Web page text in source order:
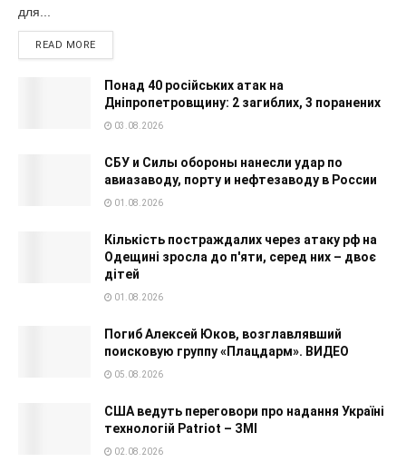
для...
READ MORE
Понад 40 російських атак на
Дніпропетровщину: 2 загиблих, 3 поранених
03.08.2026
СБУ и Силы обороны нанесли удар по
авиазаводу, порту и нефтезаводу в России
01.08.2026
Кількість постраждалих через атаку рф на
Одещині зросла до п'яти, серед них – двоє
дітей
01.08.2026
Погиб Алексей Юков, возглавлявший
поисковую группу «Плацдарм». ВИДЕО
05.08.2026
США ведуть переговори про надання Україні
технологій Patriot – ЗМІ
02.08.2026